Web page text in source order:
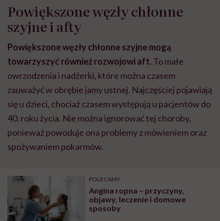
Powiększone węzły chłonne
szyjne i afty
Powiększone węzły chłonne szyjne mogą
towarzyszyć również rozwojowi aft. To małe
owrzodzenia i nadżerki, które można czasem
zauważyć w obrębie jamy ustnej. Najczęściej pojawiają
się u dzieci, chociaż czasem występują u pacjentów do
40. roku życia. Nie można ignorować tej choroby,
ponieważ powoduje ona problemy z mówieniem oraz
spożywaniem pokarmów.
POLECAMY
Angina ropna – przyczyny,
objawy, leczenie i domowe
sposoby